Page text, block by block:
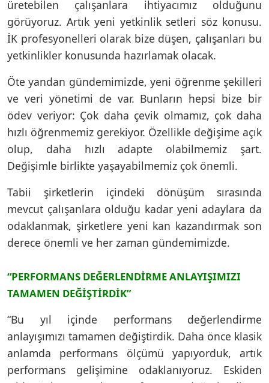
üretebilen çalışanlara ihtiyacımız olduğunu
görüyoruz. Artık yeni yetkinlik setleri söz konusu.
İK profesyonelleri olarak bize düşen, çalışanları bu
yetkinlikler konusunda hazırlamak olacak.
Öte yandan gündemimizde, yeni öğrenme şekilleri
ve veri yönetimi de var. Bunların hepsi bize bir
ödev veriyor: Çok daha çevik olmamız, çok daha
hızlı öğrenmemiz gerekiyor. Özellikle değişime açık
olup, daha hızlı adapte olabilmemiz şart.
Değişimle birlikte yaşayabilmemiz çok önemli.
Tabii şirketlerin içindeki dönüşüm sırasında
mevcut çalışanlara olduğu kadar yeni adaylara da
odaklanmak, şirketlere yeni kan kazandırmak son
derece önemli ve her zaman gündemimizde.
“PERFORMANS DEĞERLENDİRME ANLAYIŞIMIZI
TAMAMEN DEĞİŞTİRDİK”
“Bu yıl içinde performans değerlendirme
anlayışımızı tamamen değiştirdik. Daha önce klasik
anlamda performans ölçümü yapıyorduk, artık
performans gelişimine odaklanıyoruz. Eskiden